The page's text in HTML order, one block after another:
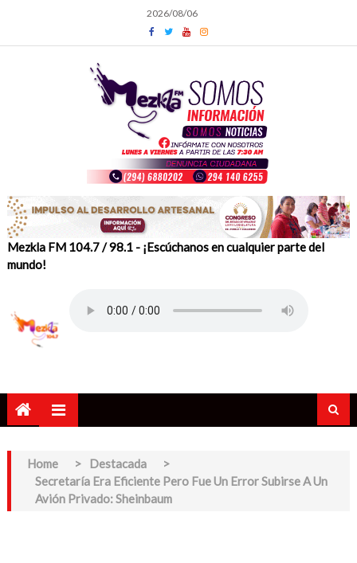
content
2026/08/06
Mezkla FM 104.7 / 98.1 - ¡Escúchanos en cualquier parte del
mundo!
Home > Destacada
>
Secretaría Era Eficiente Pero Fue Un Error Subirse A Un
Avión Privado: Sheinbaum